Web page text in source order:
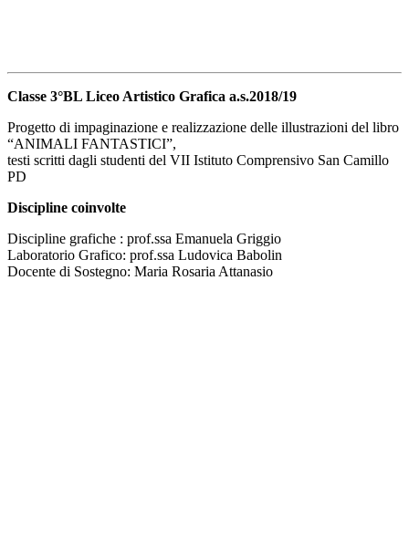
Classe 3°BL Liceo Artistico Grafica a.s.2018/19
Progetto di impaginazione e realizzazione delle illustrazioni del libro
“ANIMALI FANTASTICI”,
testi scritti dagli studenti del VII Istituto Comprensivo San Camillo
PD
Discipline coinvolte
Discipline grafiche : prof.ssa Emanuela Griggio
Laboratorio Grafico: prof.ssa Ludovica Babolin
Docente di Sostegno: Maria Rosaria Attanasio